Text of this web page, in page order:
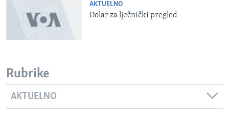
Jezici AKTUELNO
Dolar za lječnički pregled
Rubrike
AKTUELNO